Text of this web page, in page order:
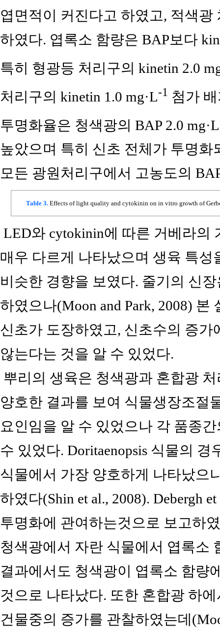
엽면적이 커진다고 하였고, 적색
하였다. 엽록소 함량은 BAP보다
특히 형광등 처리구의 kinetin 2.0
처리구의 kinetin 1.0 mg·L-1 첨가
투명화율은 청색광의 BAP 2.0 mg·L
높았으며 특히 신초 전체가 투명
모든 광원처리구에서 고농도의
Table 3.Effects of light quality and cytokinin on in vitro growth of
LED와 cytokinin에 따른 거베라의
매우 다르게 나타났으며 생육 특
비슷한 경향을 보였다. 줄기의 신
하였으나(Moon and Park, 2008)
신초가 도장하였고, 신초수의 증가
않는다는 것을 알 수 있었다.
뿌리의 생육은 청색광과 혼합광
양호한 결과를 보여 식물생장조절
요인임을 알 수 있었으나 각 품종
수 있었다. Doritaenopsis 식물의
식물에서 가장 양호하게 나타났으
하였다(Shin et al., 2008). Debergh
투명화에 관여하는것으로 보고하
청색광에서 자란 식물에서 엽록소
결과에서도 청색광이 엽록소 함량
것으로 나타났다. 또한 혼합광 하
건물중의 증가를 관찰하였는데